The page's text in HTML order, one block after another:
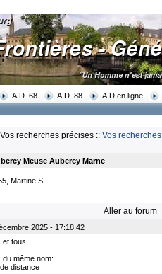
A.D. 68 A.D. 88 A.D en ligne
recherches précises :: Vos recherches
Meuse Aubercy Marne
Martine.S,
Aller au forum
2025 - 17:18:42
tous,
du même nom:
distance